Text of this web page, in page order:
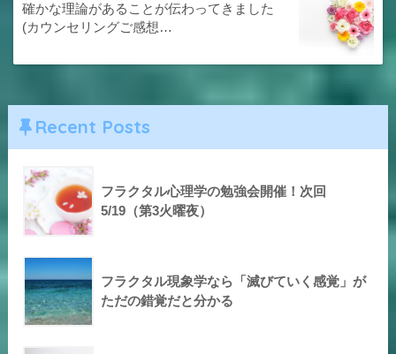
確かな理論があることが伝わってきました
(カウンセリングご感想…
Recent Posts
フラクタル心理学の勉強会開催！次回
5/19（第3火曜夜）
フラクタル現象学なら「滅びていく感覚」が
ただの錯覚だと分かる